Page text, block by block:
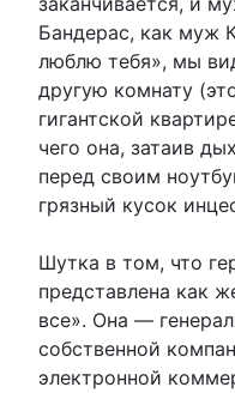
Бандерас, как муж
люблю тебя», мы
другую комнату
гигантской
чего она, затаив
перед своим
грязный кусок
Шутка в том, что
представлена ​​как
все». Она —
собственной
электронной